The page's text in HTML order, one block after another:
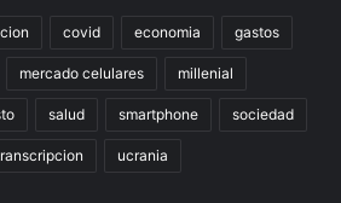
covid economia gastos
mercado celulares millenial
salud smartphone sociedad
ucrania